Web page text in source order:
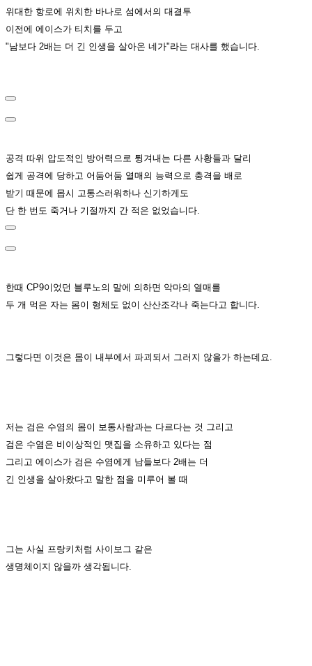
위대한 항로에 위치한 바나로 섬에서의 대결투
이전에 에이스가 티치를 두고
"남보다 2배는 더 긴 인생을 살아온 네가"라는 대사를 했습니다.
공격 따위 압도적인 방어력으로 튕겨내는 다른 사황들과 달리
쉽게 공격에 당하고 어둠어둠 열매의 능력으로 충격을 배로
받기 때문에 몹시 고통스러워하나 신기하게도
단 한 번도 죽거나 기절까지 간 적은 없었습니다.
한때 CP9이었던 블루노의 말에 의하면 악마의 열매를
두 개 먹은 자는 몸이 형체도 없이 산산조각나 죽는다고 합니다.
그렇다면 이것은 몸이 내부에서 파괴되서 그러지 않을가 하는데요.
저는 검은 수염의 몸이 보통사람과는 다르다는 것 그리고
검은 수염은 비이상적인 맷집을 소유하고 있다는 점
그리고 에이스가 검은 수염에게 남들보다 2배는 더
긴 인생을 살아왔다고 말한 점을 미루어 볼 때
그는 사실 프랑키처럼 사이보그 같은
생명체이지 않을까 생각됩니다.